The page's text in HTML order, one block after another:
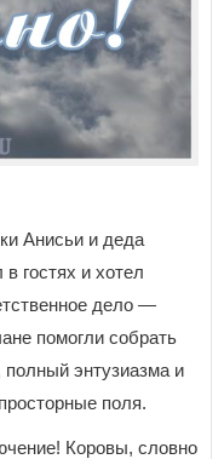
Анисьи и деда
гостях и хотел
дело —
помогли собрать
полный энтузиазма и
поля.
Коровы, словно